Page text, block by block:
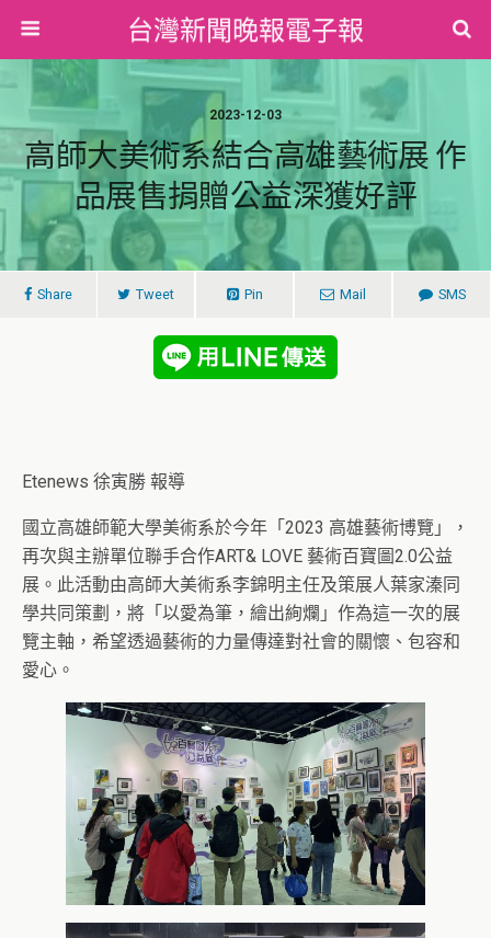
台灣新聞晚報電子報
2023-12-03
高師大美術系結合高雄藝術展 作
品展售捐贈公益深獲好評
Share Tweet Pin Mail SMS
Etenews 徐寅勝 報導
國立高雄師範大學美術系於今年「2023 高雄藝術博覽」，
再次與主辦單位聯手合作ART& LOVE 藝術百寶圖2.0公益
展。此活動由高師大美術系李錦明主任及策展人葉家溱同
學共同策劃，將「以愛為筆，繪出絢爛」作為這一次的展
覽主軸，希望透過藝術的力量傳達對社會的關懷、包容和
愛心。